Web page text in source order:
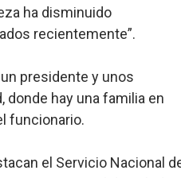
ha disminuido
recientemente”.
presidente y unos
donde hay una familia en
funcionario.
el Servicio Nacional